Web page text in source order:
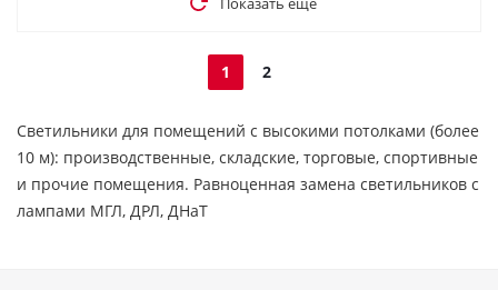
1 2
Cветильники для помещений с высокими потолками (более
10 м): производственные, складские, торговые, спортивные
и прочие помещения. Равноценная замена светильников с
лампами МГЛ, ДРЛ, ДНаТ